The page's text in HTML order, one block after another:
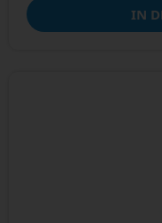
IN